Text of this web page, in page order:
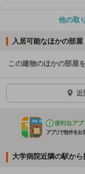
他の取
入居可能なほかの部屋
この建物のほかの部屋
ほかの部屋を検索中…
近
大学病院近隣の駅から